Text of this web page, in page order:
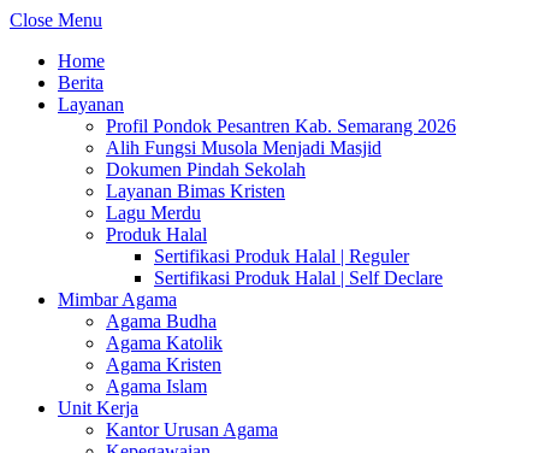
Close Menu
Home
Berita
Layanan
Profil Pondok Pesantren Kab. Semarang 2026
Alih Fungsi Musola Menjadi Masjid
Dokumen Pindah Sekolah
Layanan Bimas Kristen
Lagu Merdu
Produk Halal
Sertifikasi Produk Halal | Reguler
Sertifikasi Produk Halal | Self Declare
Mimbar Agama
Agama Budha
Agama Katolik
Agama Kristen
Agama Islam
Unit Kerja
Kantor Urusan Agama